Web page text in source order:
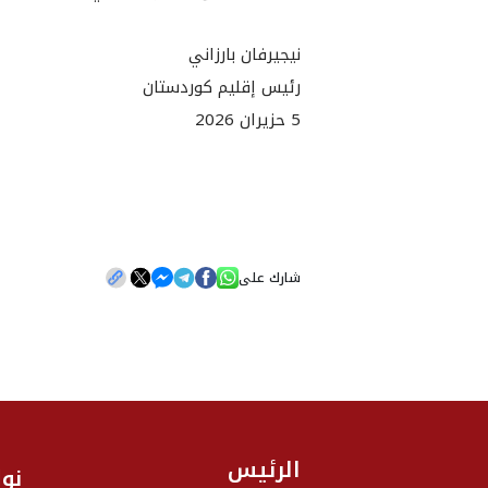
نيجيرفان بارزاني
رئيس إقليم كوردستان
5 حزيران 2026
شارك على
الرئيس